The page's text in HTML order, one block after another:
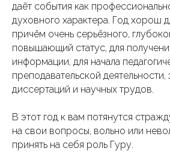
даёт события как
духовного характера. Год хорош
причём очень серьёзного,
повышающий статус, для
информации, для начала
преподавательской деятельности,
диссертаций и научных трудов.
В этот год к вам потянутся
на свои вопросы, вольно или
принять на себя роль Гуру.